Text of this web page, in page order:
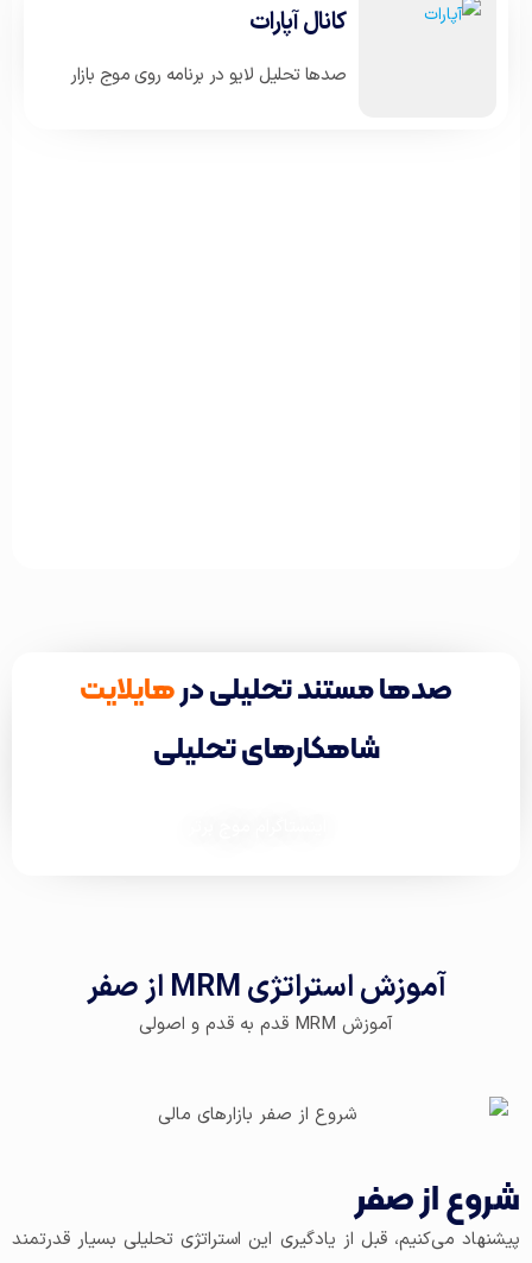
کانال آپارات
صدها تحلیل لایو در برنامه روی موج بازار
صدها مستند تحلیلی درهایلایت
شاهکارهای تحلیلی
آموزش استراتژی MRM از صفر
آموزش MRM قدم به قدم و اصولی
شروع از صفر
پیشنهاد می‌کنیم، قبل از یادگیری این استراتژی تحلیلی بسیار قدرتمند